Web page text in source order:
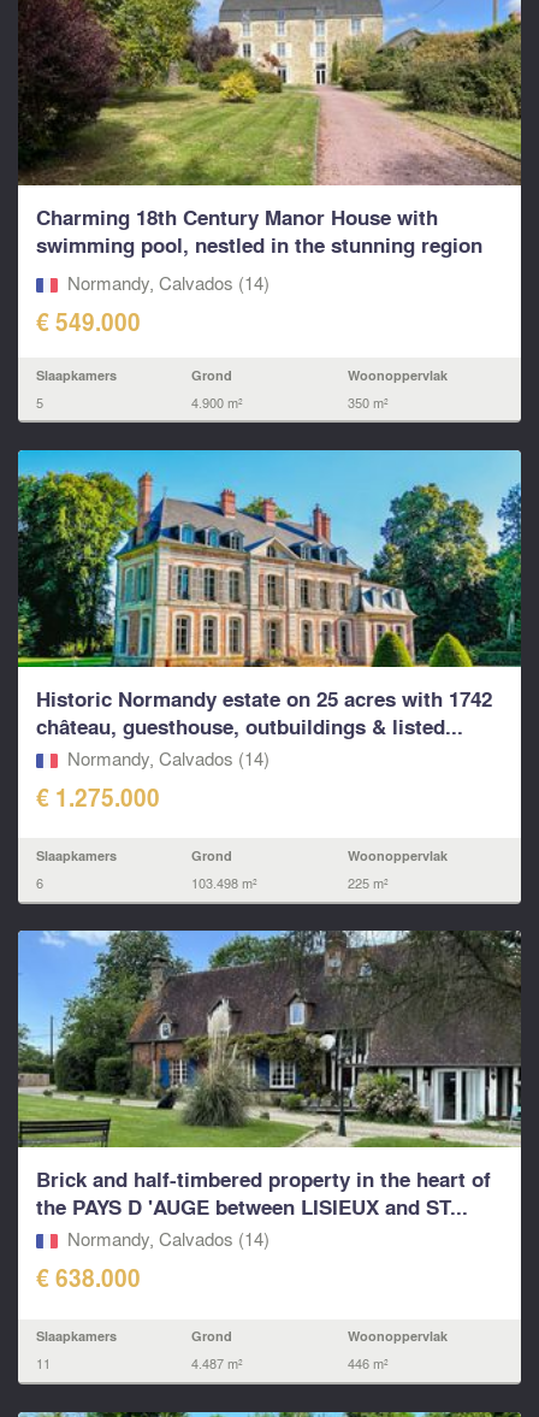
Charming 18th Century Manor House with
swimming pool, nestled in the stunning region
of...Normandy, Calvados (14)
€ 549.000
Slaapkamers
5
Grond
4.900 m²
Woonoppervlak
350 m²
Historic Normandy estate on 25 acres with 1742
château, guesthouse, outbuildings & listed...
Normandy, Calvados (14)
€ 1.275.000
Slaapkamers
6
Grond
103.498 m²
Woonoppervlak
225 m²
Brick and half-timbered property in the heart of
the PAYS D 'AUGE between LISIEUX and ST...
Normandy, Calvados (14)
€ 638.000
Slaapkamers
11
Grond
4.487 m²
Woonoppervlak
446 m²